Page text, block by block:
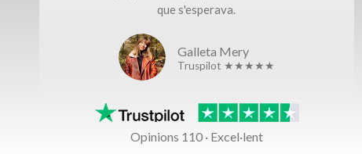
que s'esperava.
Galleta Mery
Truspilot ★★★★★
Opinions 110 · Excel·lent